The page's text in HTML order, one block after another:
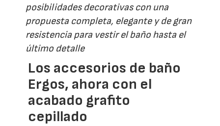
posibilidades decorativas con una
propuesta completa, elegante y de gran
resistencia para vestir el baño hasta el
último detalle
Los accesorios de baño
Ergos, ahora con el
acabado grafito
cepillado